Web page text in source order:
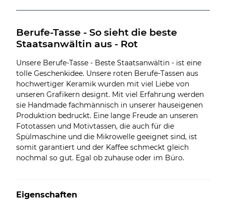
Berufe-Tasse - So sieht die beste
Staatsanwältin aus - Rot
Unsere Berufe-Tasse - Beste Staatsanwältin - ist eine
tolle Geschenkidee. Unsere roten Berufe-Tassen aus
hochwertiger Keramik wurden mit viel Liebe von
unseren Grafikern designt. Mit viel Erfahrung werden
sie Handmade fachmännisch in unserer hauseigenen
Produktion bedruckt. Eine lange Freude an unseren
Fototassen und Motivtassen, die auch für die
Spülmaschine und die Mikrowelle geeignet sind, ist
somit garantiert und der Kaffee schmeckt gleich
nochmal so gut. Egal ob zuhause oder im Büro.
Eigenschaften